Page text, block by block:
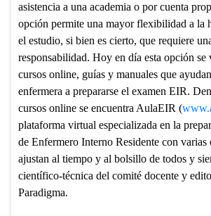
asistencia a una academia o por cuenta
opción permite una mayor flexibilidad a la
el estudio, si bien es cierto, que requiere
responsabilidad. Hoy en día esta opción se
cursos online, guías y manuales que
enfermera a prepararse el examen EIR.
cursos online se encuentra AulaEIR (
plataforma virtual especializada en la
de Enfermero Interno Residente con varias
ajustan al tiempo y al bolsillo de todos y
científico-técnica del comité docente y
Paradigma.